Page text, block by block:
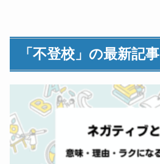
「不登校」の最新記事